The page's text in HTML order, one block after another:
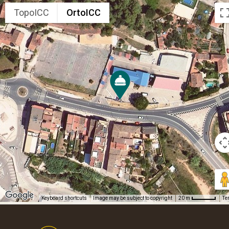
TopoICC OrtoICC
Keyboard shortcuts Image may be subject to copyright 20 m